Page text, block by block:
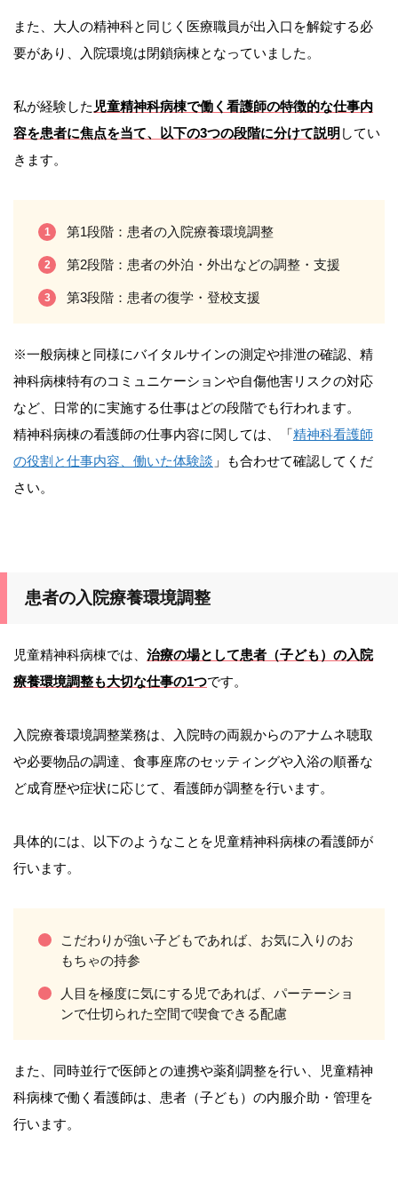
また、大人の精神科と同じく医療職員が出入口を解錠する必
要があり、入院環境は閉鎖病棟となっていました。
私が経験した 児童精神科病棟で働く看護師の特徴的な仕事内
容を患者に焦点を当て、以下の3つの段階に分けて説明 してい
きます。
第1段階：患者の入院療養環境調整
第2段階：患者の外泊・外出などの調整・支援
第3段階：患者の復学・登校支援
※一般病棟と同様にバイタルサインの測定や排泄の確認、精
神科病棟特有のコミュニケーションや自傷他害リスクの対応
など、日常的に実施する仕事はどの段階でも行われます。
精神科病棟の看護師の仕事内容に関しては、「精神科看護師
の役割と仕事内容、働いた体験談 」も合わせて確認してくだ
さい。
患者の入院療養環境調整
児童精神科病棟では、 治療の場として患者（子ども）の入院
療養環境調整も大切な仕事の1つです。
入院療養環境調整業務は、入院時の両親からのアナムネ聴取
や必要物品の調達、食事座席のセッティングや入浴の順番な
ど成育歴や症状に応じて、看護師が調整を行います。
具体的には、以下のようなことを児童精神科病棟の看護師が
行います。
こだわりが強い子どもであれば、お気に入りのお
もちゃの持参
人目を極度に気にする児であれば、パーテーショ
ンで仕切られた空間で喫食できる配慮
また、同時並行で医師との連携や薬剤調整を行い、児童精神
科病棟で働く看護師は、患者（子ども）の内服介助・管理を
行います。